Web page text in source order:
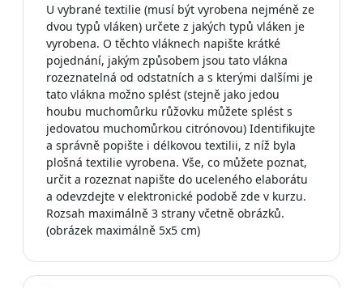
U vybrané textilie (musí být vyrobena nejméně ze
dvou typů vláken) určete z jakých typů vláken je
vyrobena. O těchto vláknech napište krátké
pojednání, jakým způsobem jsou tato vlákna
rozeznatelná od odstatních a s kterými dalšími je
tato vlákna možno splést (stejně jako jedou
houbu muchomůrku růžovku můžete splést s
jedovatou muchomůrkou citrónovou) Identifikujte
a správně popište i délkovou textilii, z níž byla
plošná textilie vyrobena. Vše, co můžete poznat,
určit a rozeznat napište do uceleného elaborátu
a odevzdejte v elektronické podobě zde v kurzu.
Rozsah maximálně 3 strany včetně obrázků.
(obrázek maximálně 5x5 cm)